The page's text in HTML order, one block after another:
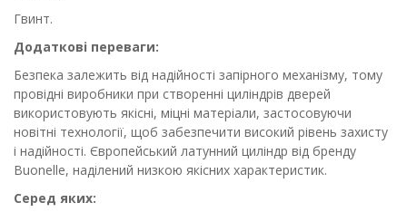
Гвинт.
Додаткові переваги:
Безпека залежить від надійності запірного механізму, тому
провідні виробники при створенні циліндрів дверей
використовують якісні, міцні матеріали, застосовуючи
новітні технології, щоб забезпечити високий рівень захисту
і надійності. Європейський латунний циліндр від бренду
Buonelle, наділений низкою якісних характеристик.
Серед яких: